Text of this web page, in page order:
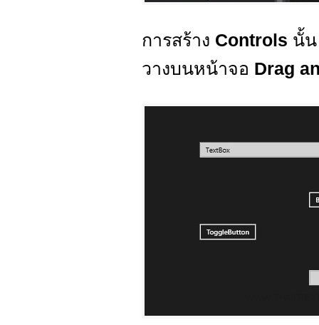
การสร้าง Controls นั้น
วางบนหน้าจอ Drag